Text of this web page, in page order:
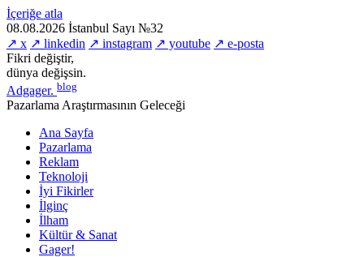
İçeriğe atla
08.08.2026 İstanbul Sayı №32
↗ x ↗ linkedin ↗ instagram ↗ youtube ↗ e-posta
Fikri değiştir,
dünya değişsin.
Adgager. blog
Pazarlama Araştırmasının Geleceği
Ana Sayfa
Pazarlama
Reklam
Teknoloji
İyi Fikirler
İlginç
İlham
Kültür & Sanat
Gager!